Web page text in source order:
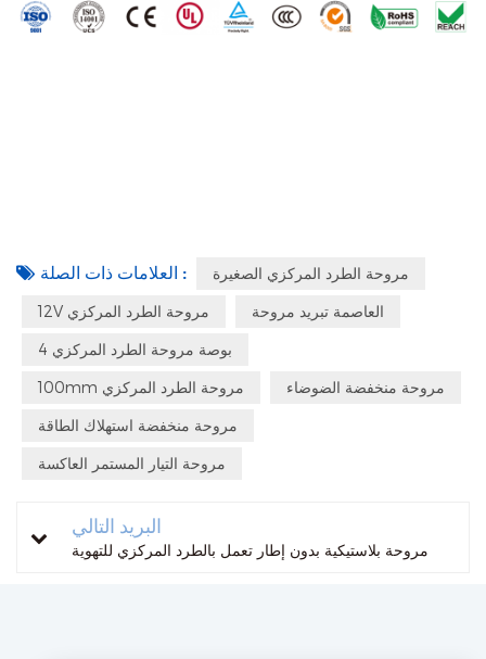
العلامات ذات الصلة : مروحة الطرد المركزي الصغيرة
12V مروحة الطرد المركزي العاصمة تبريد مروحة
4 بوصة مروحة الطرد المركزي
100mm مروحة الطرد المركزي مروحة منخفضة الضوضاء
مروحة منخفضة استهلاك الطاقة
مروحة التيار المستمر العاكسة
البريد التالي
مروحة بلاستيكية بدون إطار تعمل بالطرد المركزي للتهوية